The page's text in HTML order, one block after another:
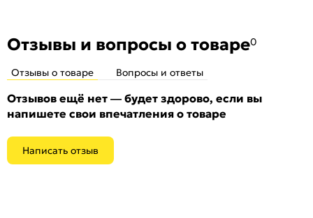
Отзывы и вопросы о товаре0
Отзывы о товаре Вопросы и ответы
Отзывов ещё нет — будет здорово, если вы
напишете свои впечатления о товаре
Написать отзыв